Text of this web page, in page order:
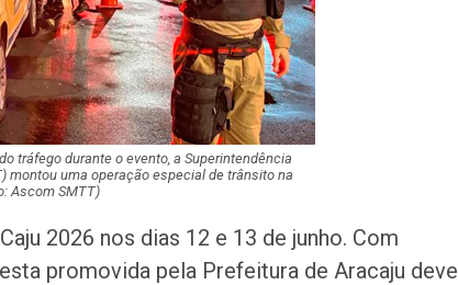
tráfego durante o evento, a Superintendência
montou uma operação especial de trânsito na
Ascom SMTT)
2026 nos dias 12 e 13 de junho. Com
promovida pela Prefeitura de Aracaju deve